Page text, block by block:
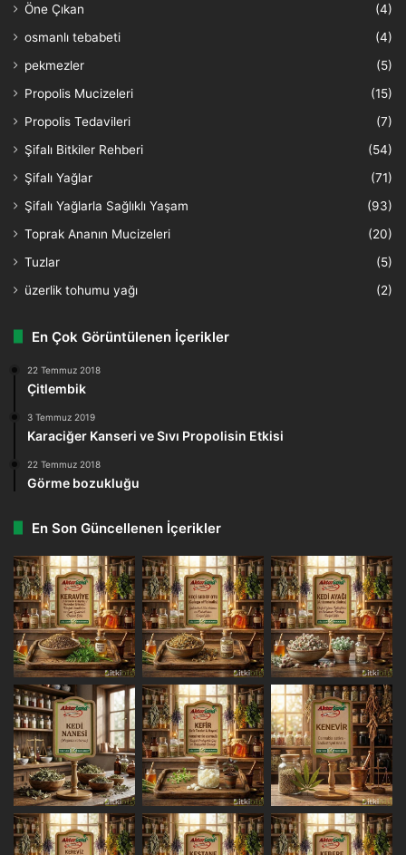
Öne Çıkan
(4)
osmanlı tebabeti
(4)
pekmezler
(5)
Propolis Mucizeleri
(15)
Propolis Tedavileri
(7)
Şifalı Bitkiler Rehberi
(54)
Şifalı Yağlar
(71)
Şifalı Yağlarla Sağlıklı Yaşam
(93)
Toprak Ananın Mucizeleri
(20)
Tuzlar
(5)
üzerlik tohumu yağı
(2)
En Çok Görüntülenen İçerikler
22 Temmuz 2018
Çitlembik
3 Temmuz 2019
Karaciğer Kanseri ve Sıvı Propolisin Etkisi
22 Temmuz 2018
Görme bozukluğu
En Son Güncellenen İçerikler